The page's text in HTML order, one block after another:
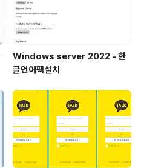
Windows server 2022 - 한
글언어팩설치